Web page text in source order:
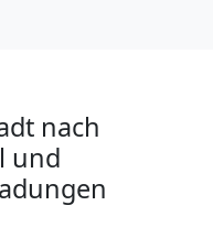
nach
und